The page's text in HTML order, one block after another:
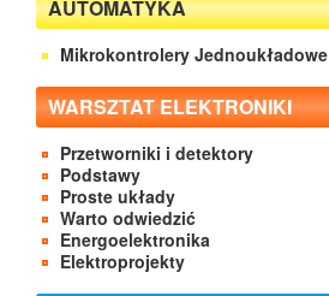
AUTOMATYKA
Mikrokontrolery Jednoukładowe
WARSZTAT ELEKTRONIKI
Przetworniki i detektory
Podstawy
Proste układy
Warto odwiedzić
Energoelektronika
Elektroprojekty